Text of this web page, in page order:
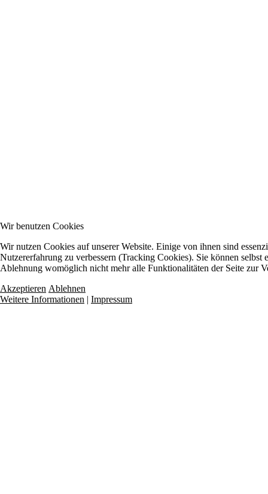
Wir benutzen Cookies
Wir nutzen Cookies auf unserer Website. Einige von ihnen sind
Nutzererfahrung zu verbessern (Tracking Cookies). Sie können selbst
Ablehnung womöglich nicht mehr alle Funktionalitäten der Seite zur
Akzeptieren Ablehnen
Weitere Informationen | Impressum